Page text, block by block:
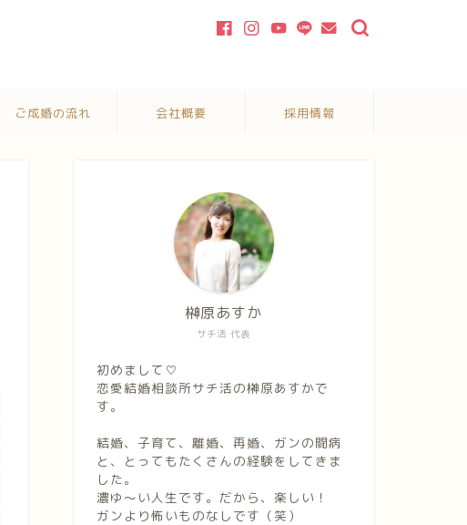
ご成婚の流れ 会社概要 採用情報
サチ活 代表
榊原あすか
初めまして♡
恋愛結婚相談所サチ活の榊原あすかで
す。
結婚、子育て、離婚、再婚、ガンの闘病
と、とってもたくさんの経験をしてきま
した。
濃ゆ〜い人生です。だから、楽しい！
ガンより怖いものなしです（笑）